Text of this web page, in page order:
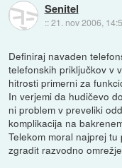
Senitel
::21. nov 2006,
Definiraj navaden
telefonskih priključkov v
hitrosti primerni za
In verjemi da hudičevo
ni problem v preveliki
komplikacija na
Telekom moral najprej
zgradit razvodno